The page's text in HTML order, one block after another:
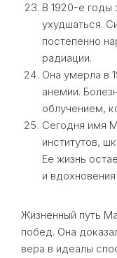
В 1920-е годы
ухудшаться.
постепенно
радиации.
Она умерла в
анемии.
облучением,
Сегодня имя
институтов,
Ее жизнь
и
Жизненный путь
побед. Она
вера в идеалы